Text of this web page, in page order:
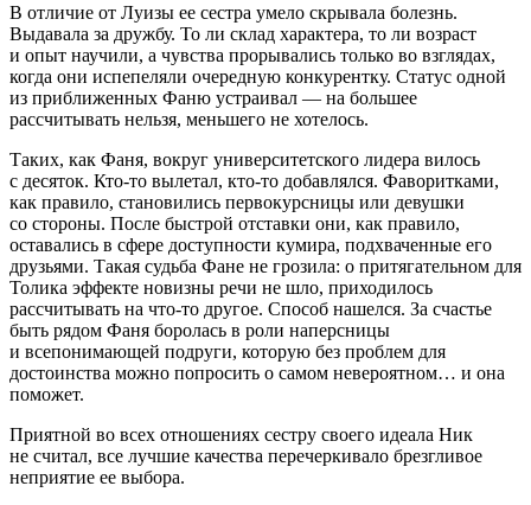
В отличие от Луизы ее сестра умело скрывала болезнь.
Выдавала за дружбу. То ли склад характера, то ли возраст
и опыт научили, а чувства прорывались только во взглядах,
когда они испепеляли очередную конкурентку. Статус одной
из приближенных Фаню устраивал — на большее
рассчитывать нельзя, меньшего не хотелось.
Таких, как Фаня, вокруг университетского лидера вилось
с десяток. Кто-то вылетал, кто-то добавлялся. Фаворитками,
как правило, становились первокурсницы или девушки
со стороны. После быстрой отставки они, как правило,
оставались в сфере доступности кумира, подхваченные его
друзьями. Такая судьба Фане не грозила: о притягательном для
Толика эффекте новизны речи не шло, приходилось
рассчитывать на что-то другое. Способ нашелся. За счастье
быть рядом Фаня боролась в роли наперсницы
и всепонимающей подруги, которую без проблем для
достоинства можно попросить о самом невероятном… и она
поможет.
Приятной во всех отношениях сестру своего идеала Ник
не считал, все лучшие качества перечеркивало брезгливое
неприятие ее выбора.